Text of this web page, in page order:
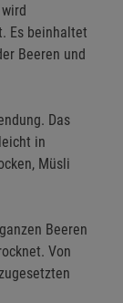
Es beinhaltet
Beeren und
Das
in
Müsli
Beeren
Von